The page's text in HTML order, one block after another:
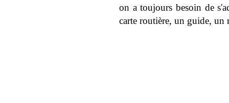
on a toujours besoin de
carte routière, un guide, un